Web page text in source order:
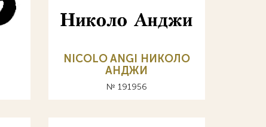
NICOLO ANGI НИКОЛО
АНДЖИ
№ 191956